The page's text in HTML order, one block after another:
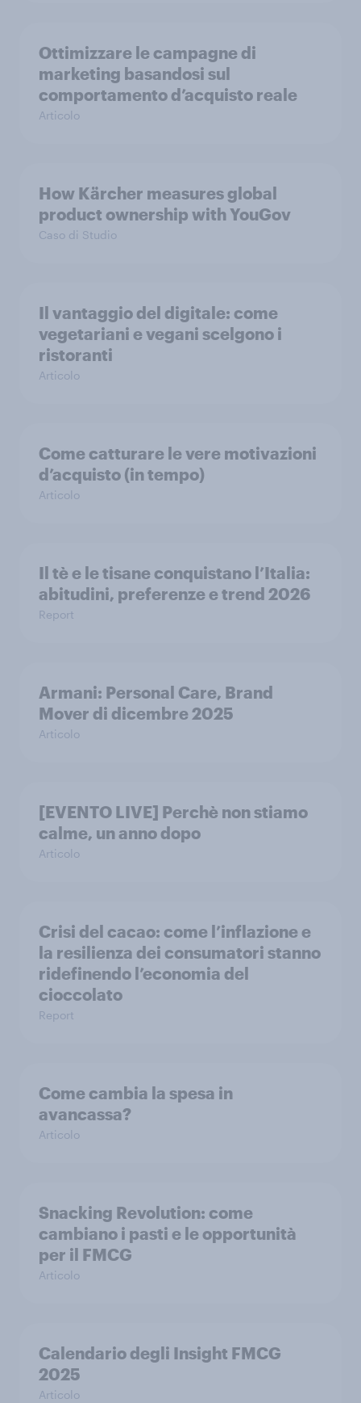
Ottimizzare le campagne di
marketing basandosi sul
comportamento d’acquisto reale
Articolo
How Kärcher measures global
product ownership with YouGov
Caso di Studio
Il vantaggio del digitale: come
vegetariani e vegani scelgono i
ristoranti
Articolo
Come catturare le vere motivazioni
d’acquisto (in tempo)
Articolo
Il tè e le tisane conquistano l’Italia:
abitudini, preferenze e trend 2026
Report
Armani: Personal Care, Brand
Mover di dicembre 2025
Articolo
[EVENTO LIVE] Perchè non stiamo
calme, un anno dopo
Articolo
Crisi del cacao: come l’inflazione e
la resilienza dei consumatori stanno
ridefinendo l’economia del
cioccolato
Report
Come cambia la spesa in
avancassa?
Articolo
Snacking Revolution: come
cambiano i pasti e le opportunità
per il FMCG
Articolo
Calendario degli Insight FMCG
2025
Articolo